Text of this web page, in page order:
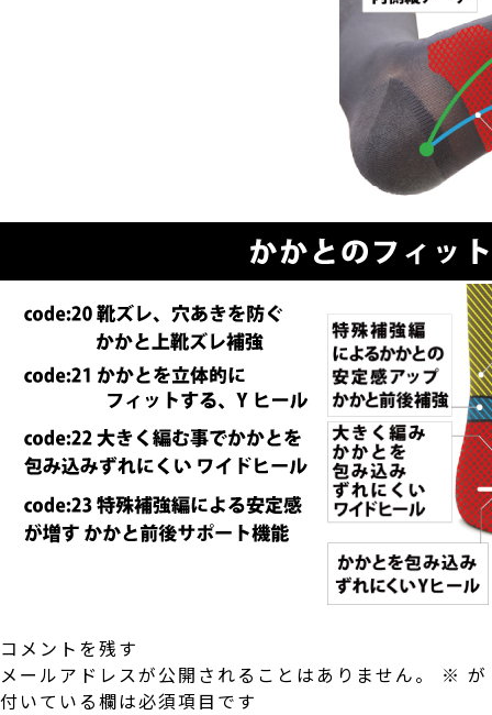
コメントを残す
メールアドレスが公開されることはありません。
※ が
付いている欄は必須項目です